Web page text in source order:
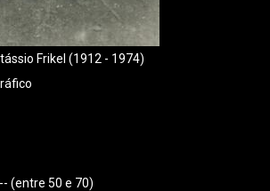
Frikel (1912 - 1974)
(entre 50 e 70)